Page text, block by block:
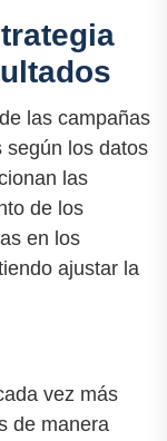
las campañas
según los datos
las
de los
en los
ajustar la
vez más
de manera